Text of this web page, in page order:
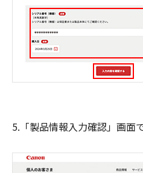
5.「製品情報入力確認」画面